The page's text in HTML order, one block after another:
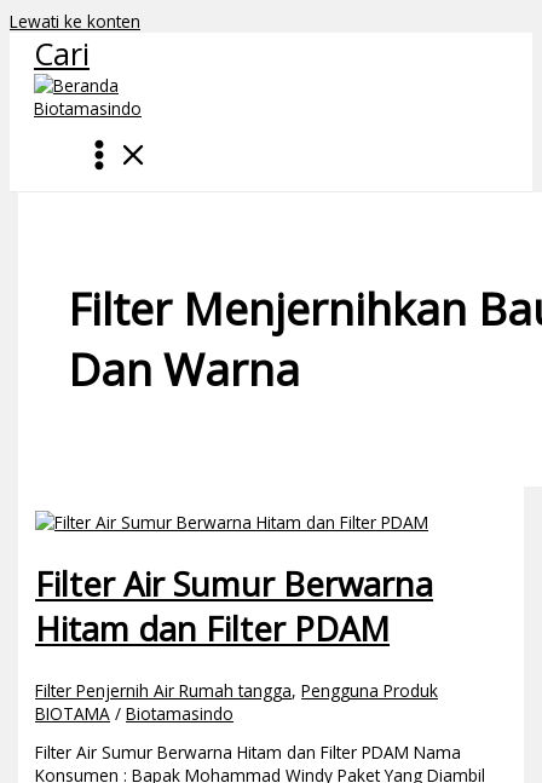
Lewati ke konten
Cari
Filter Menjernihkan
Dan Warna
Filter Air Sumur Berwarna
Hitam dan Filter PDAM
Filter Penjernih Air Rumah tangga,Pengguna Produk
BIOTAMA /Biotamasindo
Filter Air Sumur Berwarna Hitam dan Filter PDAM Nama
Konsumen : Bapak Mohammad Windy Paket Yang Diambil